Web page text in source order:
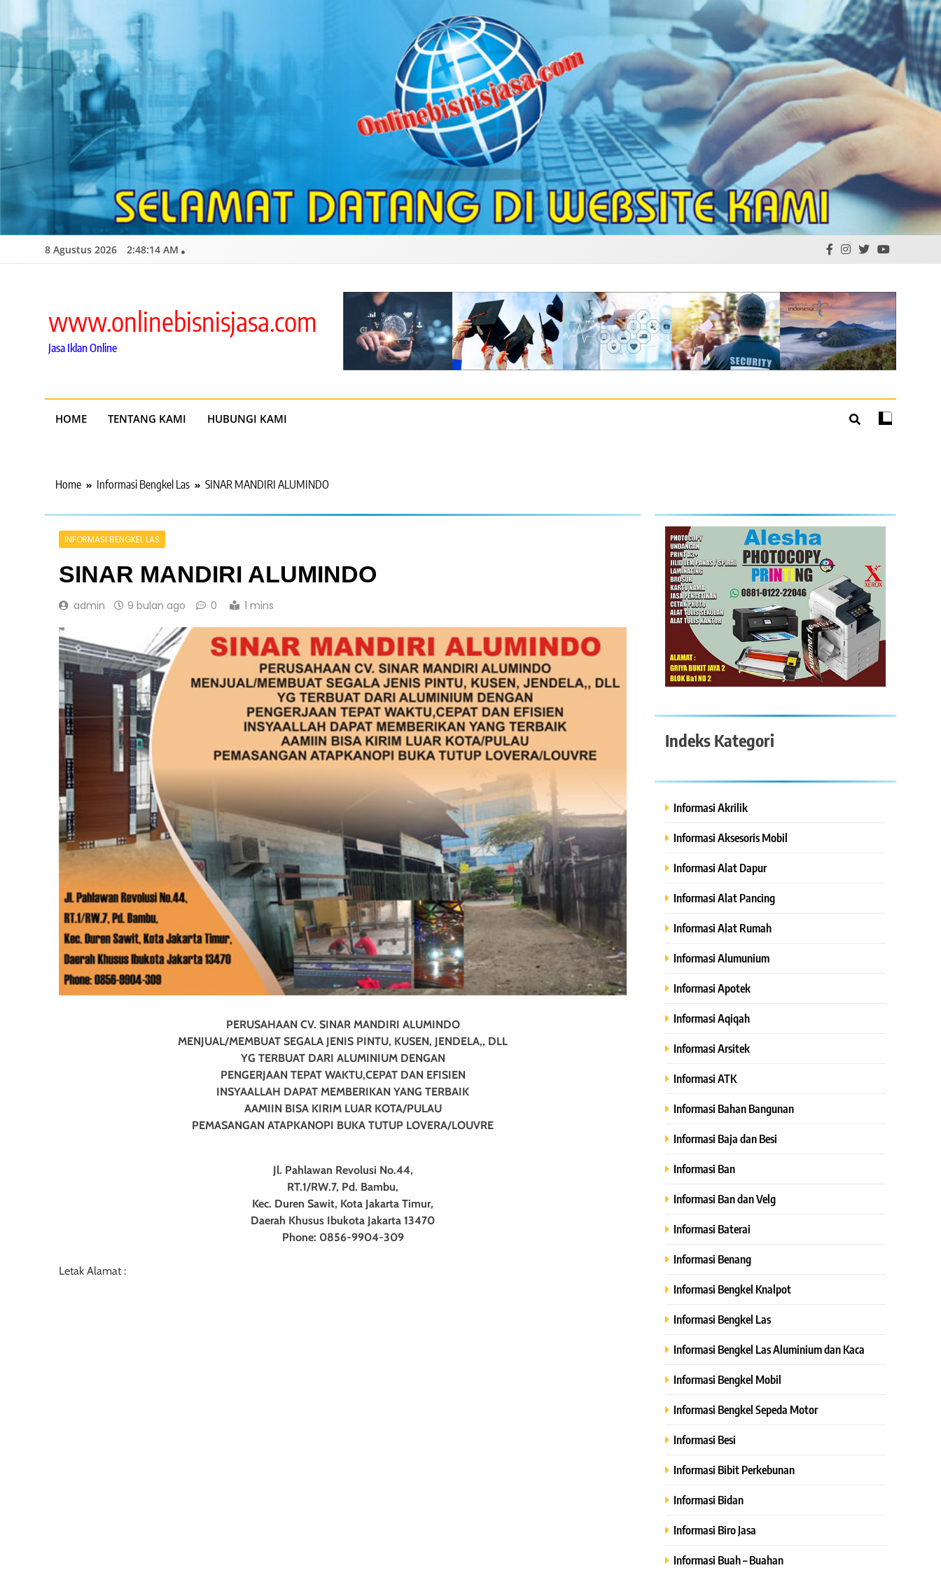
content
8 Agustus 2026 2:48:16 AM
www.onlinebisnisjasa.com
Jasa Iklan Online
HOME TENTANG KAMI HUBUNGI KAMI
Home Informasi Bengkel Las SINAR MANDIRI ALUMINDO
INFORMASI BENGKEL LAS
SINAR MANDIRI ALUMINDO
admin 9 bulan ago 0 1 mins
PERUSAHAAN CV. SINAR MANDIRI ALUMINDO
MENJUAL/MEMBUAT SEGALA JENIS PINTU, KUSEN, JENDELA,, DLL
YG TERBUAT DARI ALUMINIUM DENGAN
PENGERJAAN TEPAT WAKTU,CEPAT DAN EFISIEN
INSYAALLAH DAPAT MEMBERIKAN YANG TERBAIK
AAMIIN BISA KIRIM LUAR KOTA/PULAU
PEMASANGAN ATAPKANOPI BUKA TUTUP LOVERA/LOUVRE
Jl. Pahlawan Revolusi No.44,
RT.1/RW.7, Pd. Bambu,
Kec. Duren Sawit, Kota Jakarta Timur,
Daerah Khusus Ibukota Jakarta 13470
Phone: 0856-9904-309
Letak Alamat :
Indeks Kategori
Informasi Akrilik
Informasi Aksesoris Mobil
Informasi Alat Dapur
Informasi Alat Pancing
Informasi Alat Rumah
Informasi Alumunium
Informasi Apotek
Informasi Aqiqah
Informasi Arsitek
Informasi ATK
Informasi Bahan Bangunan
Informasi Baja dan Besi
Informasi Ban
Informasi Ban dan Velg
Informasi Baterai
Informasi Benang
Informasi Bengkel Knalpot
Informasi Bengkel Las
Informasi Bengkel Las Aluminium dan Kaca
Informasi Bengkel Mobil
Informasi Bengkel Sepeda Motor
Informasi Besi
Informasi Bibit Perkebunan
Informasi Bidan
Informasi Biro Jasa
Informasi Buah – Buahan